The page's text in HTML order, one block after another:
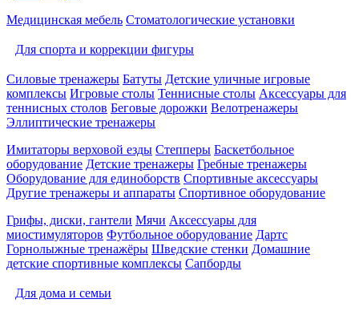
Медицинская мебель Стоматологические установки
Для спорта и коррекции фигуры
Силовые тренажеры Батуты Детские уличные игровые
комплексы Игровые столы Теннисные столы Аксессуары для
теннисных столов Беговые дорожки Велотренажеры
Эллиптические тренажеры
Имитаторы верховой езды Степперы Баскетбольное
оборудование Детские тренажеры Гребные тренажеры
Оборудование для единоборств Спортивные аксессуары
Другие тренажеры и аппараты Спортивное оборудование
Грифы, диски, гантели Мячи Аксессуары для
миостимуляторов Футбольное оборудование Дартс
Горнолыжные тренажёры Шведские стенки Домашние
детские спортивные комплексы Сапборды
Для дома и семьи